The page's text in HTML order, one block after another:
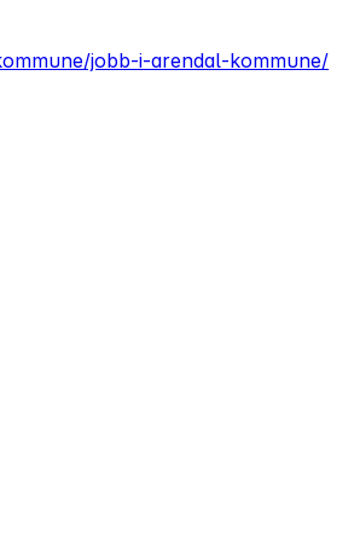
jobb-i-arendal-kommune/